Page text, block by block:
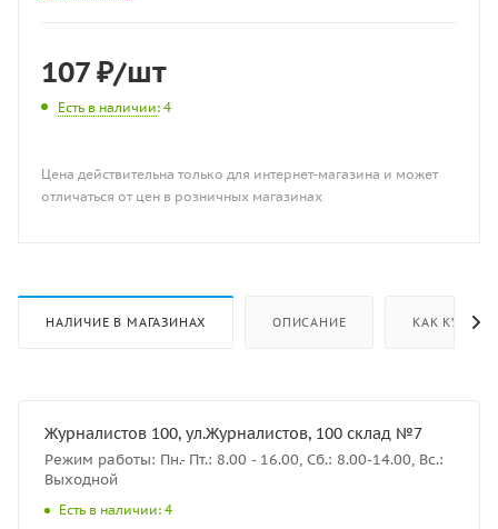
107₽/шт
Есть в наличии: 4
Цена действительна только для интернет-магазина и может
отличаться от цен в розничных магазинах
НАЛИЧИЕ В МАГАЗИНАХ ОПИСАНИЕ КАК КУПИТЬ
Журналистов 100, ул.Журналистов, 100 склад №7
Режим работы: Пн.- Пт.: 8.00 - 16.00, Сб.: 8.00-14.00, Вс.:
Выходной
Есть в наличии: 4